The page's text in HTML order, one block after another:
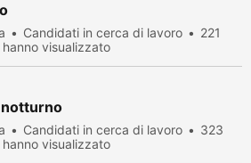
Candidati in cerca di lavoro
221
hanno visualizzato
Candidati in cerca di lavoro
323
hanno visualizzato